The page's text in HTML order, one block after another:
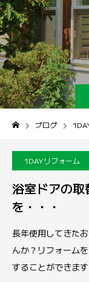
ブログ
1DAYリフォーム
浴室ドアの
を・・・
長年使用してきた
んか？リフォーム
することができます